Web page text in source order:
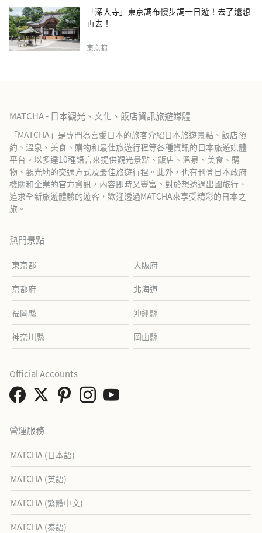
「深大寺」東京調布慢步調一日遊！去了還想
再去！
東京都
MATCHA - 日本觀光、文化、飯店資訊旅遊媒體
「MATCHA」是專門為喜愛日本的旅客介紹日本旅遊景點、飯店預
約、溫泉、美食、購物和最佳旅遊行程等各種資訊的日本旅遊媒體
平台。以多達10種語言來提供觀光景點、飯店、溫泉、美食、購
物、觀光地的交通方式及最佳旅遊行程。此外，也有刊登日本政府
機關和企業的官方資訊，內容即時又豐富。對於想透過出國旅行、
追求全新旅遊體驗的遊客，歡迎透過MATCHA來享受精彩的日本之
旅。
熱門景點
東京都 大阪府
京都府 北海道
福岡縣 沖繩縣
神奈川縣 岡山縣
營運服務
MATCHA (日本語)
MATCHA (英語)
MATCHA (繁體中文)
MATCHA (泰語)
Official Accounts